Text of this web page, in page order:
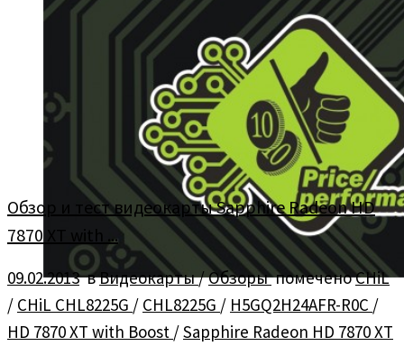
Обзор и тест видеокарты Sapphire Radeon HD
7870 XT with ...
09.02.2013вВидеокарты/ОбзорыпомеченоCHiL
/ CHiL CHL8225G / CHL8225G / H5GQ2H24AFR-R0C /
HD 7870 XT with Boost /Sapphire Radeon HD 7870 XT